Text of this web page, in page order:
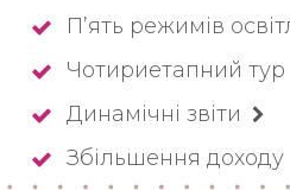
П’ять режимів
Чотириетапний тур
Динамічні звіти
Збільшення доходу